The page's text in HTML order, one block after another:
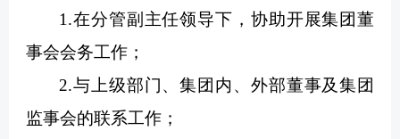
1.在分管副主任领导下，协助开展集团董
事会会务工作；
2.与上级部门、集团内、外部董事及集团
监事会的联系工作；